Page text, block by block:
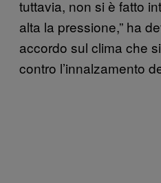
tuttavia, non si è fatto
alta la pressione,” ha
accordo sul clima che
contro l’innalzamento